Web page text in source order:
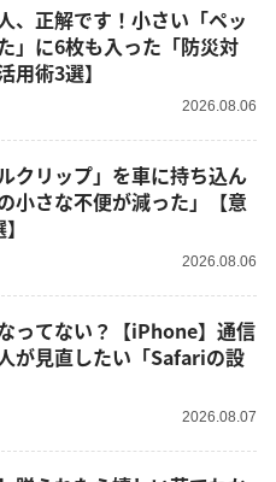
、正解です！小さい「ペッ
」に6枚も入った「防災対
用術3選】
2026.08.06
クリップ」を車に持ち込ん
小さな不便が減った」【意
2026.08.06
ってない？【iPhone】通信
が見直したい「Safariの設
2026.08.07